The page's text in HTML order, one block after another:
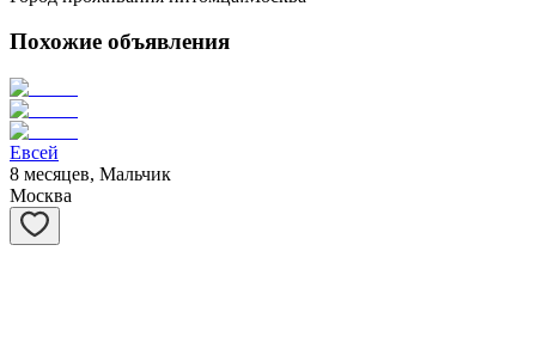
Похожие объявления
Евсей
8 месяцев, Мальчик
Москва